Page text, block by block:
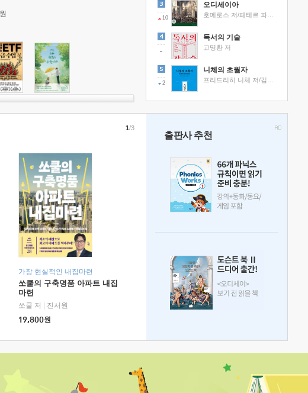
10
오디세이아
독서의 기술
고명환 저
2
니체의 초월자
가장 현실적인 내집마련
쏘쿨의 구축명품 아파트 내집
마련
쏘쿨 저
진서원
19,800원
1/3
출판사 추천